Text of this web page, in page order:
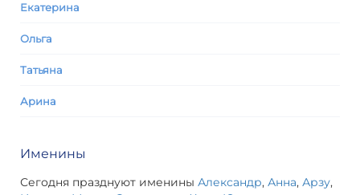
Екатерина
Ольга
Татьяна
Арина
Именины
Сегодня празднуют именины Александр, Анна, Арзу,